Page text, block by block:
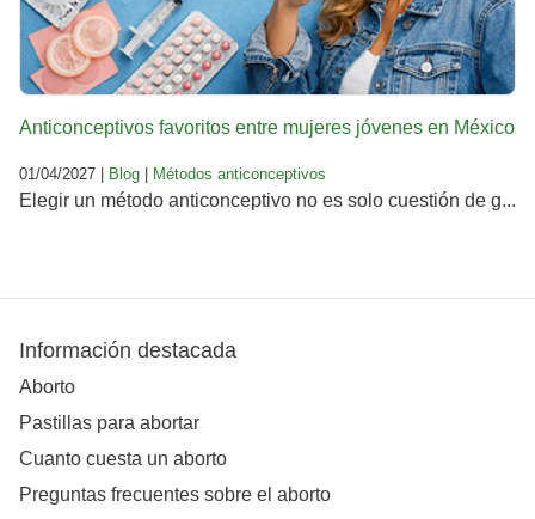
Anticonceptivos favoritos entre mujeres jóvenes en México
01/04/2027 | Blog Métodos anticonceptivos
Elegir un método anticonceptivo no es solo cuestión de g...
Información destacada
Aborto
Pastillas para abortar
Cuanto cuesta un aborto
Preguntas frecuentes sobre el aborto